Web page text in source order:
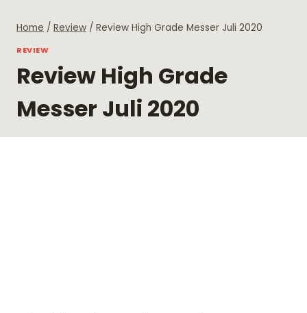
Home / Review / Review High Grade Messer Juli 2020
REVIEW
Review High Grade
Messer Juli 2020